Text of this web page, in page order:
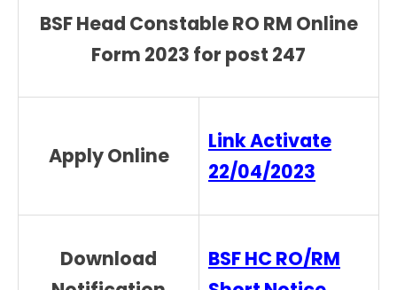
BSF Head Constable RO RM Online
Form 2023 for post 247
Apply Online
Link Activate
22/04/2023
Download
BSF HC RO/RM